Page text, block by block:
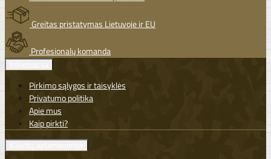
Greitas pristatymas Lietuvoje ir EU
Profesionalų komanda
Pirkimo sąlygos ir taisyklės
Privatumo politika
Apie mus
Kaip pirkti?